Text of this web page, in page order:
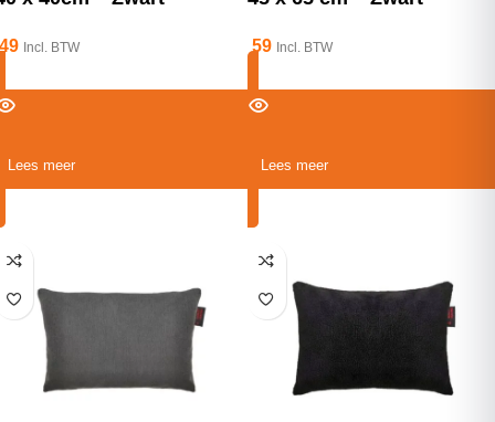
Incl. BTW
Lees meer
59 Incl. BTW
Lees meer